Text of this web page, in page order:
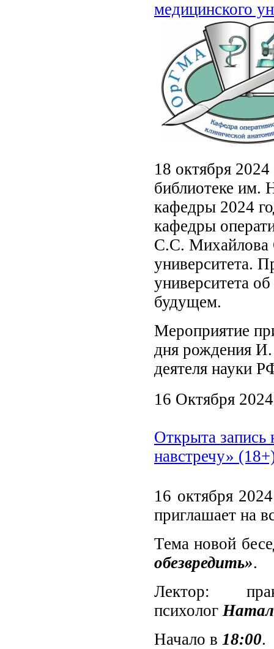
медицинского
18 октября
библиотеке им.
кафедры 2024
кафедры
С.С. Михайлова
университета.
университета
будущем.
Мероприятие
дня рождения
деятеля науки
16 Октября 2024
Открыта запись
навстречу»
16 октября
приглашает на
Тема новой
обезвредить».
Лектор:
психолог
Начало в 18:00.